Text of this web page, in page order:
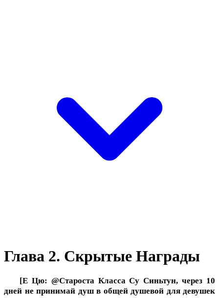
Глава 2. Скрытые Награды
[Е Цю: @Староста Класса Су Синьтун, через 10
дней не принимай душ в общей душевой для девушек